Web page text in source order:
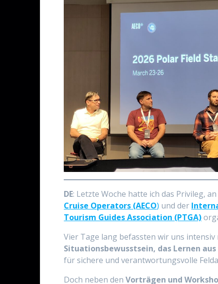
DE: Letzte Woche hatte ich das Privileg,
Cruise Operators (AECO) und der
Tourism Guides Association (PTGA)
Vier Tage lang befassten wir uns
Situationsbewusstsein, das Lernen
für sichere und verantwortungsvolle
Doch neben denVorträgen und